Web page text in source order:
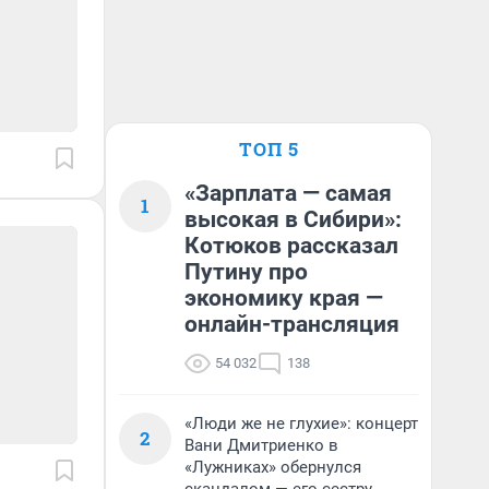
ТОП 5
1
«Зарплата — самая
высокая в Сибири»:
Котюков рассказал
Путину про
экономику края —
онлайн-трансляция
54 032 138
2
«Люди же не глухие»: концерт
Вани Дмитриенко в
«Лужниках» обернулся